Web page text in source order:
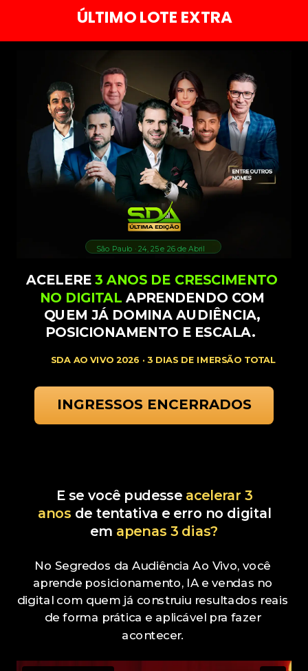
E se você pudesse acelerar 3
anos de tentativa e erro no digital
em apenas 3 dias?
No Segredos da Audiência Ao Vivo, você
aprende posicionamento, IA e vendas no
digital com quem já construiu resultados reais
de forma prática e aplicável pra fazer
acontecer.
INGRESSOS ENCERRADOS
São Paulo · 24, 25 e 26 de Abril
ACELERE3 ANOS DE CRESCIMENTO
NO DIGITAL APRENDENDO COM
QUEM JÁ DOMINA AUDIÊNCIA,
POSICIONAMENTO E ESCALA.
SDA AO VIVO 2026 · 3 DIAS DE IMERSÃO TOTAL
ÚLTIMO LOTE EXTRA